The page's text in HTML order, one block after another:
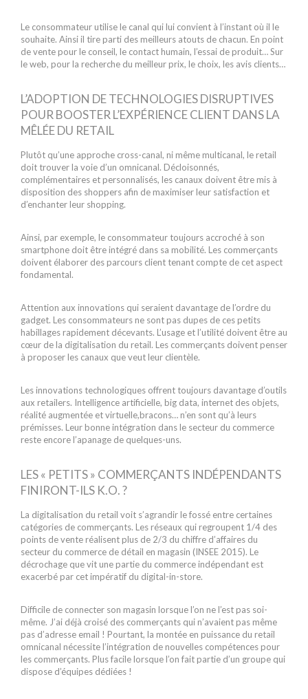
Le consommateur utilise le canal qui lui convient à l’instant où il le
souhaite. Ainsi il tire parti des meilleurs atouts de chacun. En point
de vente pour le conseil, le contact humain, l’essai de produit… Sur
le web, pour la recherche du meilleur prix, le choix, les avis clients…
L’ADOPTION DE TECHNOLOGIES DISRUPTIVES
POUR BOOSTER L’EXPÉRIENCE CLIENT DANS LA
MÊLÉE DU RETAIL
Plutôt qu’une approche cross-canal, ni même multicanal, le retail
doit trouver la voie d’un omnicanal. Décloisonnés,
complémentaires et personnalisés, les canaux doivent être mis à
disposition des shoppers afin de maximiser leur satisfaction et
d’enchanter leur shopping.
Ainsi, par exemple, le consommateur toujours accroché à son
smartphone doit être intégré dans sa mobilité. Les commerçants
doivent élaborer des parcours client tenant compte de cet aspect
fondamental.
Attention aux innovations qui seraient davantage de l’ordre du
gadget. Les consommateurs ne sont pas dupes de ces petits
habillages rapidement décevants. L’usage et l’utilité doivent être au
cœur de la digitalisation du retail. Les commerçants doivent penser
à proposer les canaux que veut leur clientèle.
Les innovations technologiques offrent toujours davantage d’outils
aux retailers. Intelligence artificielle, big data, internet des objets,
réalité augmentée et virtuelle,bracons… n’en sont qu’à leurs
prémisses. Leur bonne intégration dans le secteur du commerce
reste encore l’apanage de quelques-uns.
LES « PETITS » COMMERÇANTS INDÉPENDANTS
FINIRONT-ILS K.O. ?
La digitalisation du retail voit s’agrandir le fossé entre certaines
catégories de commerçants. Les réseaux qui regroupent 1/4 des
points de vente réalisent plus de 2/3 du chiffre d’affaires du
secteur du commerce de détail en magasin (INSEE 2015). Le
décrochage que vit une partie du commerce indépendant est
exacerbé par cet impératif du digital-in-store.
Difficile de connecter son magasin lorsque l’on ne l’est pas soi-
même. J’ai déjà croisé des commerçants qui n’avaient pas même
pas d’adresse email ! Pourtant, la montée en puissance du retail
omnicanal nécessite l’intégration de nouvelles compétences pour
les commerçants. Plus facile lorsque l’on fait partie d’un groupe qui
dispose d’équipes dédiées !